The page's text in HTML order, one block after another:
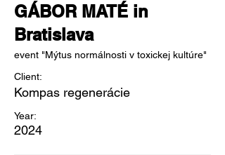
GÁBOR MATÉ in
Bratislava
event "Mýtus normálnosti v toxickej kultúre"
Client:
Kompas regenerácie
Year:
2024